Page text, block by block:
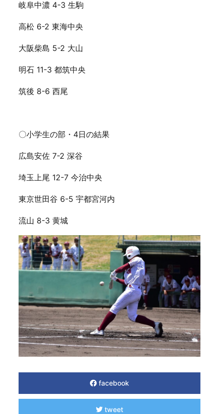
岐阜中濃 4-3 生駒
高松 6-2 東海中央
大阪柴島 5-2 大山
明石 11-3 都筑中央
筑後 8-6 西尾
〇小学生の部・4日の結果
広島安佐 7-2 深谷
埼玉上尾 12-7 今治中央
東京世田谷 6-5 宇都宮河内
流山 8-3 黄城
facebook
tweet